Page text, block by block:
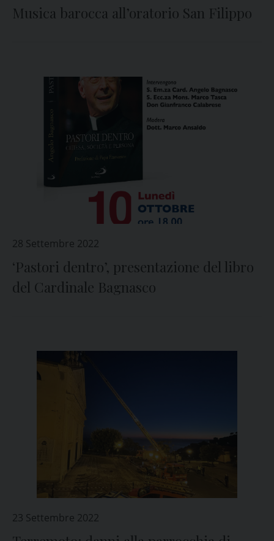
Musica barocca all’oratorio San Filippo
28 Settembre 2022
‘Pastori dentro’, presentazione del libro
del Cardinale Bagnasco
23 Settembre 2022